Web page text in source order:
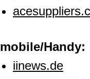
mobile/Handy:
iinews.de